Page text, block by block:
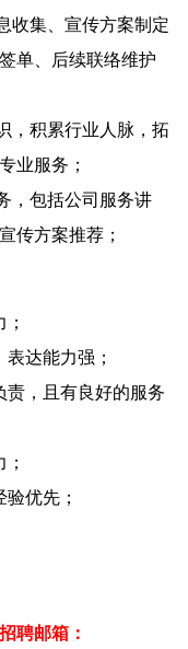
收集、宣传方案制定
单、后续联络维护
，积累行业人脉，拓
业服务；
，包括公司服务讲
传方案推荐；
达能力强；
责，且有良好的服务
优先；
聘邮箱：